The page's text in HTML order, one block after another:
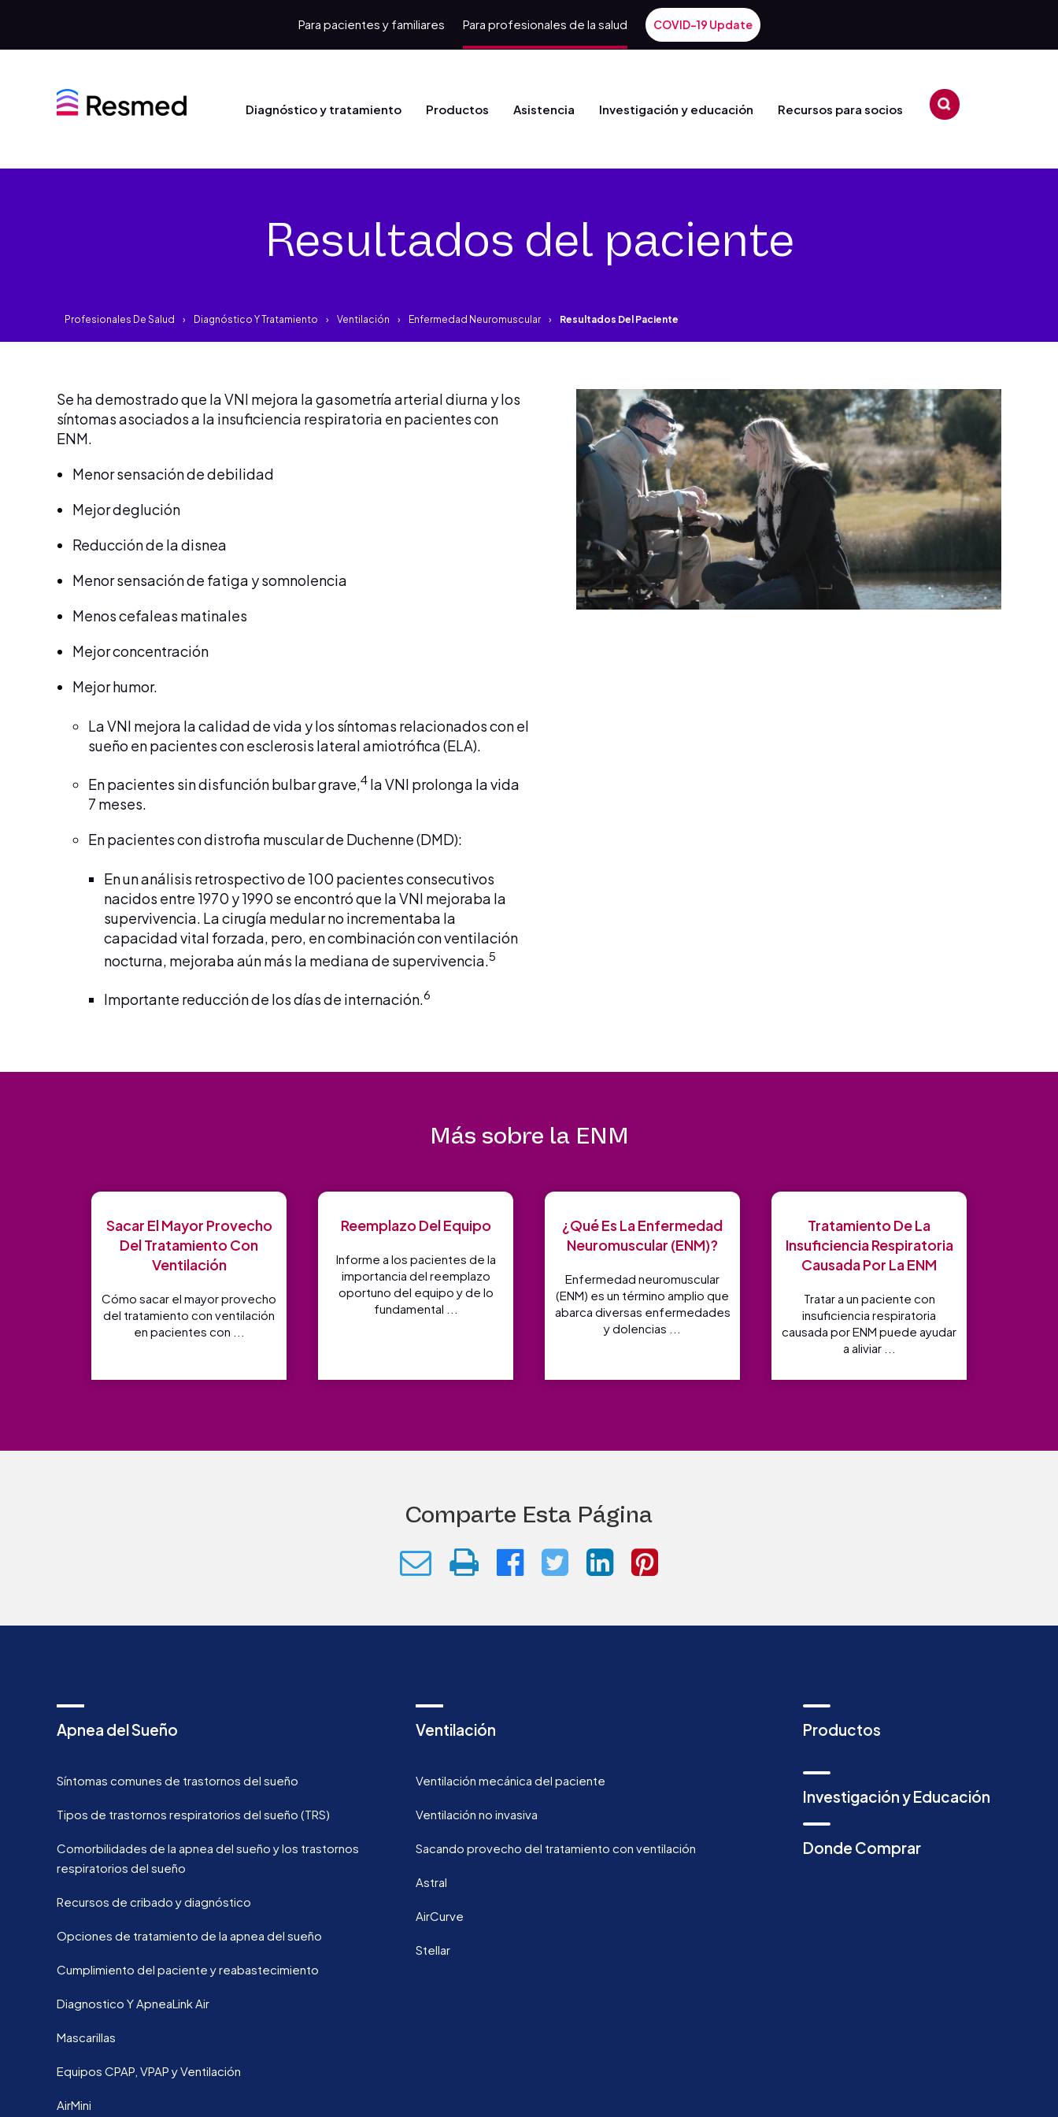
Para pacientes y familiares Para profesionales de la salud COVID-19 Update
Diagnóstico y tratamiento Productos Asistencia Investigación y educación Recursos para socios
Resultados del paciente
Profesionales De Salud Diagnóstico Y Tratamiento Ventilación Enfermedad Neuromuscular Resultados Del Paciente
Se ha demostrado que la VNI mejora la gasometría arterial diurna y los
síntomas asociados a la insuficiencia respiratoria en pacientes con
ENM.
Menor sensación de debilidad
Mejor deglución
Reducción de la disnea
Menor sensación de fatiga y somnolencia
Menos cefaleas matinales
Mejor concentración
Mejor humor.
La VNI mejora la calidad de vida y los síntomas relacionados con el
sueño en pacientes con esclerosis lateral amiotrófica (ELA).
En pacientes sin disfunción bulbar grave,4 la VNI prolonga la vida
7 meses.
En pacientes con distrofia muscular de Duchenne (DMD):
En un análisis retrospectivo de 100 pacientes consecutivos
nacidos entre 1970 y 1990 se encontró que la VNI mejoraba la
supervivencia. La cirugía medular no incrementaba la
capacidad vital forzada, pero, en combinación con ventilación
nocturna, mejoraba aún más la mediana de supervivencia.5
Importante reducción de los días de internación.6
Más sobre la ENM
Sacar El Mayor Provecho
Del Tratamiento Con
Ventilación
Cómo sacar el mayor provecho
del tratamiento con ventilación
en pacientes con ...
Reemplazo Del Equipo
Informe a los pacientes de la
importancia del reemplazo
oportuno del equipo y de lo
fundamental ...
¿Qué Es La Enfermedad
Neuromuscular (ENM)?
Enfermedad neuromuscular
(ENM) es un término amplio que
abarca diversas enfermedades
y dolencias ...
Tratamiento De La
Insuficiencia Respiratoria
Causada Por La ENM
Tratar a un paciente con
insuficiencia respiratoria
causada por ENM puede ayudar
a aliviar ...
Comparte Esta Página
Apnea del Sueño
Síntomas comunes de trastornos del sueño
Tipos de trastornos respiratorios del sueño (TRS)
Comorbilidades de la apnea del sueño y los trastornos
respiratorios del sueño
Recursos de cribado y diagnóstico
Opciones de tratamiento de la apnea del sueño
Cumplimiento del paciente y reabastecimiento
Diagnostico Y ApneaLink Air
Mascarillas
Equipos CPAP, VPAP y Ventilación
AirMini
Ventilación
Ventilación mecánica del paciente
Ventilación no invasiva
Sacando provecho del tratamiento con ventilación
Astral
AirCurve
Stellar
Productos
Investigación y Educación
Donde Comprar